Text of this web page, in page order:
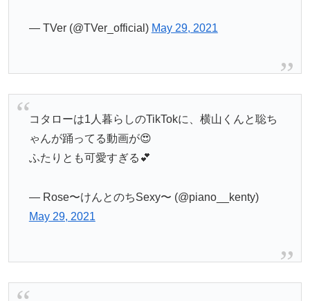
— TVer (@TVer_official) May 29, 2021
コタローは1人暮らしのTikTokに、横山くんと聡ち
ゃんが踊ってる動画が😍
ふたりとも可愛すぎる💕
— Rose〜けんとのちSexy〜 (@piano__kenty)
May 29, 2021